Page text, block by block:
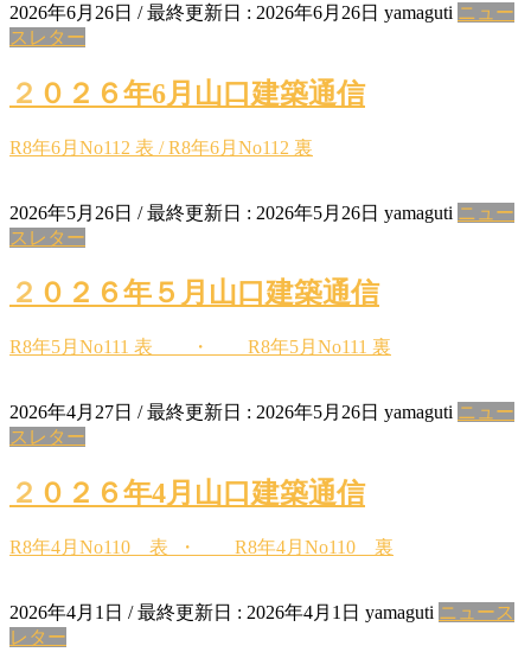
2026年6月26日 / 最終更新日 : 2026年6月26日 yamaguti ニュー
スレター
２０２６年6月山口建築通信
R8年6月No112 表 / R8年6月No112 裏
2026年5月26日 / 最終更新日 : 2026年5月26日 yamaguti ニュー
スレター
２０２６年５月山口建築通信
R8年5月No111 表 ・ R8年5月No111 裏
2026年4月27日 / 最終更新日 : 2026年5月26日 yamaguti ニュー
スレター
２０２６年4月山口建築通信
R8年4月No110 表 ・ R8年4月No110 裏
2026年4月1日 / 最終更新日 : 2026年4月1日 yamaguti ニュース
レター